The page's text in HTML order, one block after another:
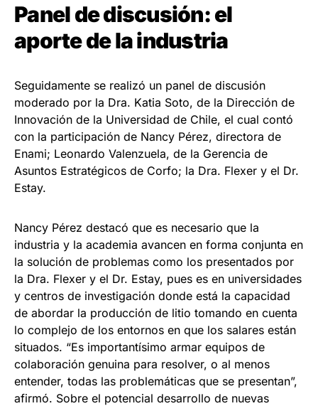
Panel de discusión: el
aporte de la industria
Seguidamente se realizó un panel de discusión
moderado por la Dra. Katia Soto, de la Dirección de
Innovación de la Universidad de Chile, el cual contó
con la participación de Nancy Pérez, directora de
Enami; Leonardo Valenzuela, de la Gerencia de
Asuntos Estratégicos de Corfo; la Dra. Flexer y el Dr.
Estay.
Nancy Pérez destacó que es necesario que la
industria y la academia avancen en forma conjunta en
la solución de problemas como los presentados por
la Dra. Flexer y el Dr. Estay, pues es en universidades
y centros de investigación donde está la capacidad
de abordar la producción de litio tomando en cuenta
lo complejo de los entornos en que los salares están
situados. “Es importantísimo armar equipos de
colaboración genuina para resolver, o al menos
entender, todas las problemáticas que se presentan”,
afirmó. Sobre el potencial desarrollo de nuevas